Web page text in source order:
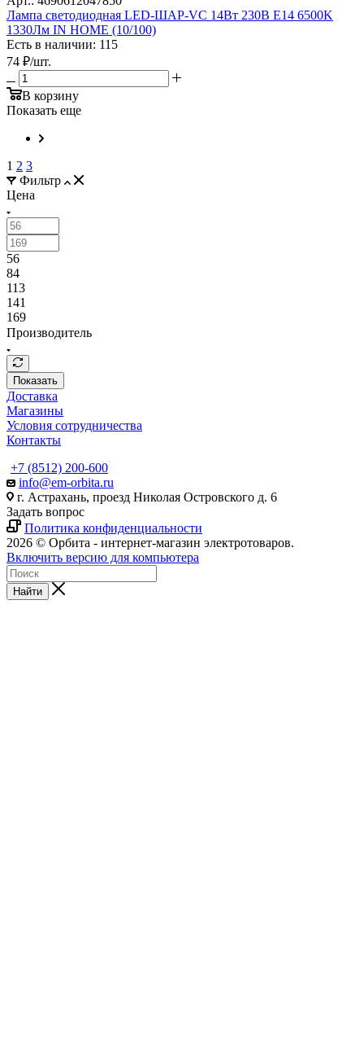
Лампа светодиодная LED-ШАР-VC 14Вт 230В E14 6500K
1330Лм IN HOME (10/100)
Есть в наличии: 115
74 ₽/шт.
В корзину
Показать еще
1 2 3
Фильтр
Цена
56
84
113
141
169
Производитель
Показать
Доставка
Магазины
Условия сотрудничества
Контакты
+7 (8512) 200-600
info@em-orbita.ru
г. Астрахань, проезд Николая Островского д. 6
Задать вопрос
Политика конфиденциальности
2026 © Орбита - интернет-магазин электротоваров.
Включить версию для компьютера
Найти